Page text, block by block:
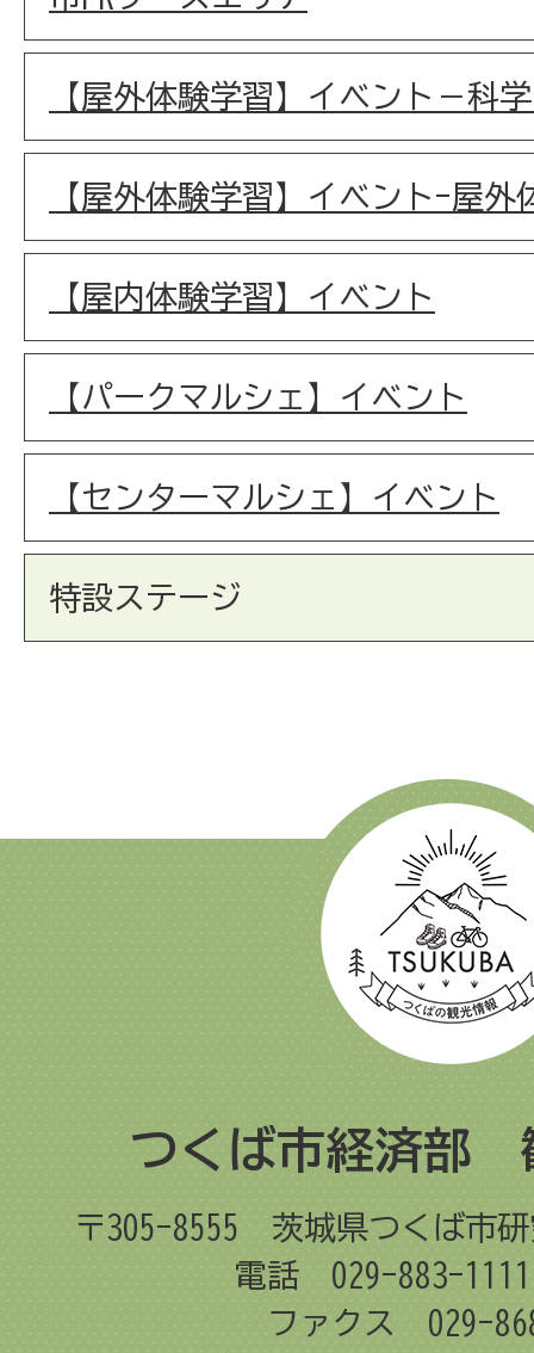
【屋外体験学習】イベント－科
【屋外体験学習】イベント-屋外
【屋内体験学習】イベント
【パークマルシェ】イベント
【センターマルシェ】イベント
特設ステージ
つくば市経済部
〒305-8555
茨城県つくば市
電話 029-883-1111
ファクス 029-